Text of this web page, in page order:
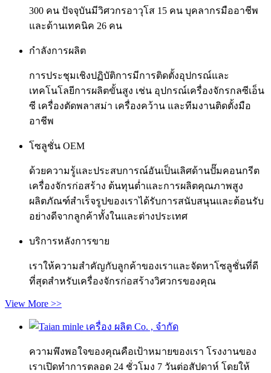
300 คน ปัจจุบันมีวิศวกรอาวุโส 15 คน บุคลากรมืออาชีพ
และด้านเทคนิค 26 คน
กำลังการผลิต
การประชุมเชิงปฏิบัติการมีการติดตั้งอุปกรณ์และ
เทคโนโลยีการผลิตขั้นสูง เช่น อุปกรณ์เครื่องจักรกลซีเอ็น
ซี เครื่องตัดพลาสม่า เครื่องคว้าน และทีมงานติดตั้งมือ
อาชีพ
โซลูชั่น OEM
ด้วยความรู้และประสบการณ์อันเป็นเลิศด้านปั๊มคอนกรีต
เครื่องจักรก่อสร้าง ต้นทุนต่ำและการผลิตคุณภาพสูง
ผลิตภัณฑ์สำเร็จรูปของเราได้รับการสนับสนุนและต้อนรับ
อย่างดีจากลูกค้าทั้งในและต่างประเทศ
บริการหลังการขาย
เราให้ความสำคัญกับลูกค้าของเราและจัดหาโซลูชั่นที่ดี
ที่สุดสำหรับเครื่องจักรก่อสร้างวิศวกรของคุณ
View More >>
ความพึงพอใจของคุณคือเป้าหมายของเรา โรงงานของ
เราเปิดทำการตลอด 24 ชั่วโมง 7 วันต่อสัปดาห์ โดยให้